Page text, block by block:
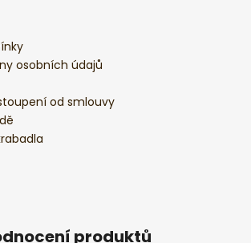
osobních údajů
od smlouvy
produktů